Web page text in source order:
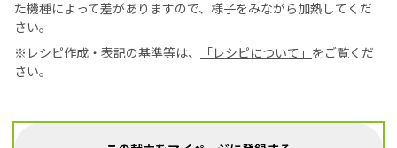
た機種によって差がありますので、様子をみながら加熱してくだ
さい。
※レシピ作成・表記の基準等は、
「レシピについて」 をご覧くだ
さい。